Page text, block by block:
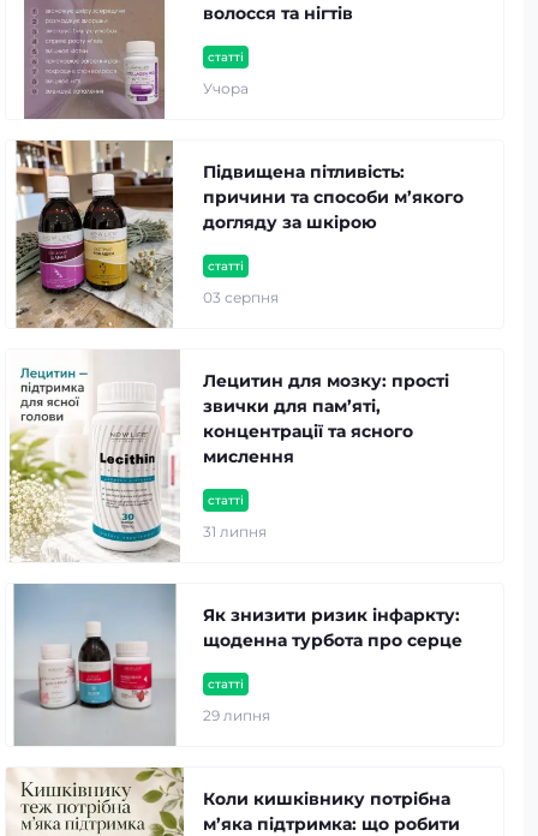
статті
Учора
волосся та нігтів
статті
03 серпня
Підвищена пітливість:
причини та способи м’якого
догляду за шкірою
статті
31 липня
Лецитин для мозку: прості
звички для пам’яті,
концентрації та ясного
мислення
статті
29 липня
Як знизити ризик інфаркту:
щоденна турбота про серце
Коли кишківнику потрібна
м’яка підтримка: що робити